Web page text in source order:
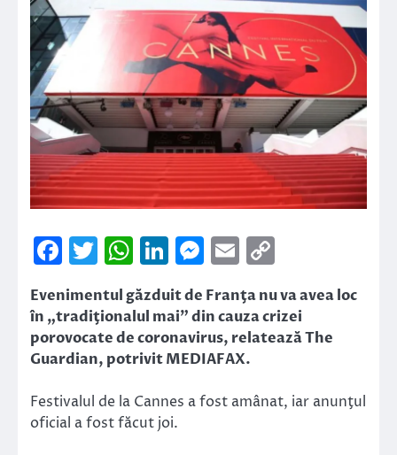
Facebook
Twitter
WhatsApp
LinkedIn
Messenger
Email
Evenimentul găzduit de Franţa nu va avea loc
în „tradiţionalul mai” din cauza crizei
porovocate de coronavirus, relatează The
Guardian, potrivit MEDIAFAX.
Festivalul de la Cannes a fost amânat, iar anunţul
oficial a fost făcut joi.